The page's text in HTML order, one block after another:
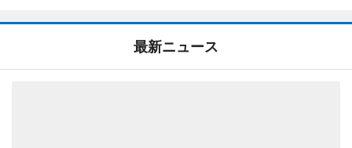
最新ニュース